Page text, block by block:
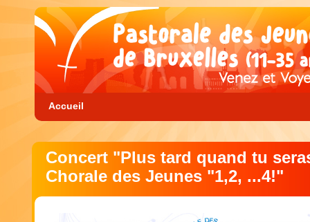
Accueil
Concert "Plus tard quand tu
Chorale des Jeunes "1,2, ...4!"